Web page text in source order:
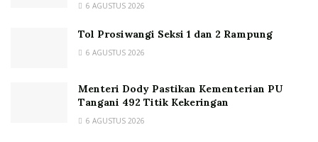
6 AGUSTUS 2026
Tol Prosiwangi Seksi 1 dan 2 Rampung
6 AGUSTUS 2026
Menteri Dody Pastikan Kementerian PU
Tangani 492 Titik Kekeringan
6 AGUSTUS 2026